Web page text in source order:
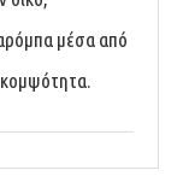
μέσα από
κομψότητα.